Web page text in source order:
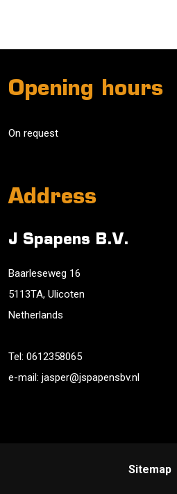
Opening hours
On request
Address
J Spapens B.V.
Baarleseweg 16
5113TA, Ulicoten
Netherlands
Tel: 0612358065
e-mail: jasper@jspapensbv.nl
Sitemap